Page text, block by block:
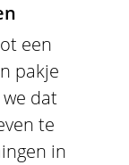
een
pakje
we dat
te
in